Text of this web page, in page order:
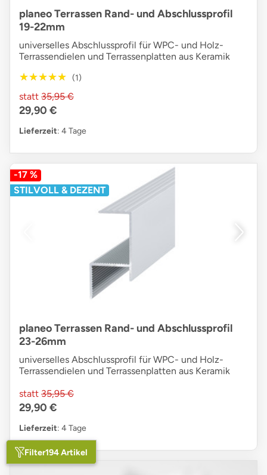
planeo Terrassen Rand- und Abschlussprofil
19-22mm
universelles Abschlussprofil für WPC- und Holz-
Terrassendielen und Terrassenplatten aus Keramik
★★★★★
★★★★★ (1)
statt 35,95 €
29,90 €
Lieferzeit: 4 Tage
-17 %
STILVOLL & DEZENT
planeo Terrassen Rand- und Abschlussprofil
23-26mm
universelles Abschlussprofil für WPC- und Holz-
Terrassendielen und Terrassenplatten aus Keramik
statt 35,95 €
29,90 €
Lieferzeit: 4 Tage
Filter194 Artikel